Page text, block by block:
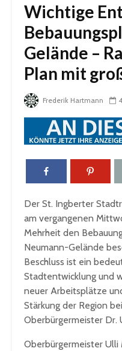
Wichtige
Gelände –
Plan mit
Frederik Hartmann
Der St. Ingberter
am vergangenen
Mehrheit den
Neumann-Gelände
Beschluss ist ein
Stadtentwicklung und
neuer Arbeitsplätze
Stärkung der Region
Oberbürgermeister Dr.
Oberbürgermeister Ulli